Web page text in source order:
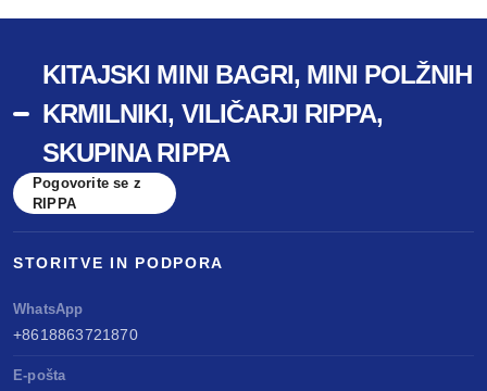
KITAJSKI MINI BAGRI, MINI POLŽNIH
KRMILNIKI, VILIČARJI RIPPA,
SKUPINA RIPPA
Pogovorite se z
RIPPA
STORITVE IN PODPORA
WhatsApp
+8618863721870
E-pošta